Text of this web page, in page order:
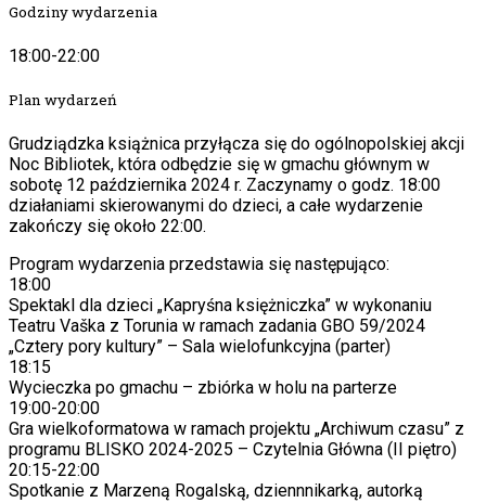
Godziny wydarzenia
18:00-22:00
Plan wydarzeń
Grudziądzka książnica przyłącza się do ogólnopolskiej akcji
Noc Bibliotek, która odbędzie się w gmachu głównym w
sobotę 12 października 2024 r. Zaczynamy o godz. 18:00
działaniami skierowanymi do dzieci, a całe wydarzenie
zakończy się około 22:00.
Program wydarzenia przedstawia się następująco:
18:00
Spektakl dla dzieci „Kapryśna księżniczka” w wykonaniu
Teatru Vaška z Torunia w ramach zadania GBO 59/2024
„Cztery pory kultury” – Sala wielofunkcyjna (parter)
18:15
Wycieczka po gmachu – zbiórka w holu na parterze
19:00-20:00
Gra wielkoformatowa w ramach projektu „Archiwum czasu” z
programu BLISKO 2024-2025 – Czytelnia Główna (II piętro)
20:15-22:00
Spotkanie z Marzeną Rogalską, dziennnikarką, autorką